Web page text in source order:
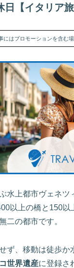
【イタリア旅
にはプロモーションを含む場
水上都市ヴェネツ
以上の橋と150以
二の都市です。
ず、移動は徒歩か
世界遺産に登録さ